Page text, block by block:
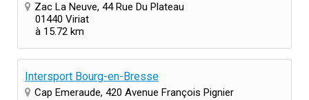
Zac La Neuve, 44 Rue Du Plateau
01440 Viriat
à 15.72 km
Intersport Bourg-en-Bresse
Cap Emeraude, 420 Avenue François Pignier